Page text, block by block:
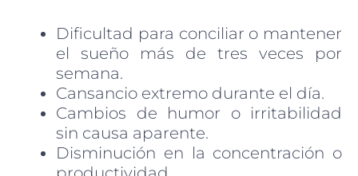
Dificultad para conciliar o mantener
el sueño más de tres veces por
semana.
Cansancio extremo durante el día.
Cambios de humor o irritabilidad
sin causa aparente.
Disminución en la concentración o